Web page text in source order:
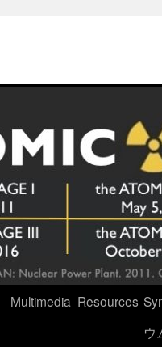
Multimedia Resources
ウ